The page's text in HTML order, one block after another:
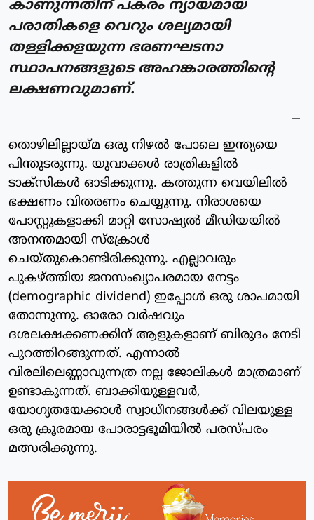
കാണുന്നതിന് പകരം ന്യായമായ
പരാതികളെ വെറും ശല്യമായി
തള്ളിക്കളയുന്ന ഭരണഘടനാ
സ്ഥാപനങ്ങളുടെ അഹങ്കാരത്തിന്റെ
ലക്ഷണവുമാണ്.
തൊഴിലില്ലായ്മ ഒരു നിഴൽ പോലെ ഇന്ത്യയെ
പിന്തുടരുന്നു. യുവാക്കൾ രാത്രികളിൽ
ടാക്സികൾ ഓടിക്കുന്നു. കത്തുന്ന വെയിലിൽ
ഭക്ഷണം വിതരണം ചെയ്യുന്നു. നിരാശയെ
പോസ്റ്റുകളാക്കി മാറ്റി സോഷ്യൽ മീഡിയയിൽ
അനന്തമായി സ്ക്രോൾ
ചെയ്തുകൊണ്ടിരിക്കുന്നു. എല്ലാവരും
പുകഴ്ത്തിയ ജനസംഖ്യാപരമായ നേട്ടം
(demographic dividend) ഇപ്പോൾ ഒരു ശാപമായി
തോന്നുന്നു. ഓരോ വർഷവും
ദശലക്ഷക്കണക്കിന് ആളുകളാണ് ബിരുദം നേടി
പുറത്തിറങ്ങുന്നത്. എന്നാൽ
വിരലിലെണ്ണാവുന്നത്ര നല്ല ജോലികൾ മാത്രമാണ്
ഉണ്ടാകുന്നത്. ബാക്കിയുള്ളവർ,
യോഗ്യതയേക്കാൾ സ്വാധീനങ്ങൾക്ക് വിലയുള്ള
ഒരു ക്രൂരമായ പോരാട്ടഭൂമിയിൽ പരസ്പരം
മത്സരിക്കുന്നു.